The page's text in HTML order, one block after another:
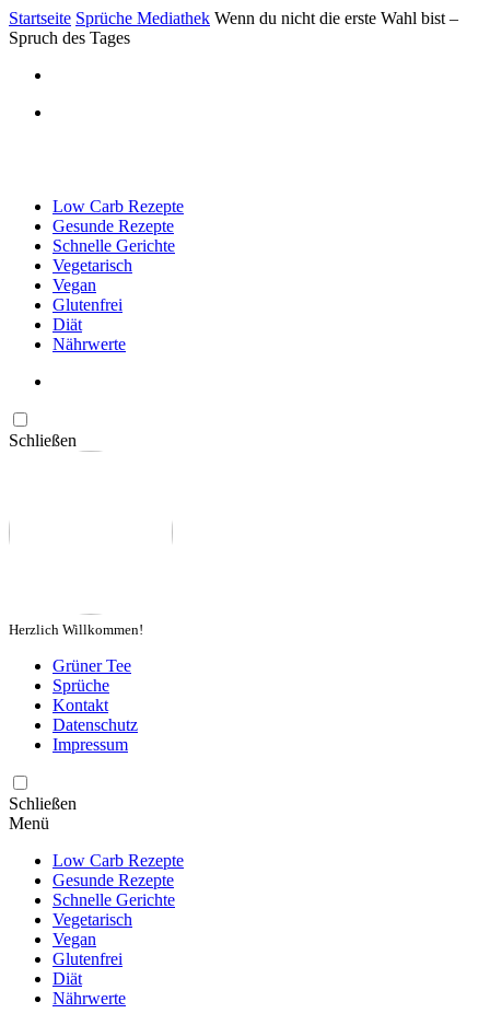
Startseite Sprüche Mediathek Wenn du nicht die erste Wahl bist –
Spruch des Tages
Low Carb Rezepte
Gesunde Rezepte
Schnelle Gerichte
Vegetarisch
Vegan
Glutenfrei
Diät
Nährwerte
Schließen
Herzlich Willkommen!
Grüner Tee
Sprüche
Kontakt
Datenschutz
Impressum
Schließen
Menü
Low Carb Rezepte
Gesunde Rezepte
Schnelle Gerichte
Vegetarisch
Vegan
Glutenfrei
Diät
Nährwerte